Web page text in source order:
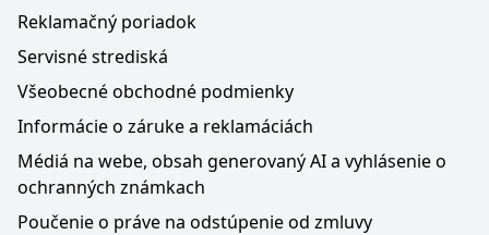
Reklamačný poriadok
Servisné strediská
Všeobecné obchodné podmienky
Informácie o záruke a reklamáciách
Médiá na webe, obsah generovaný AI a vyhlásenie o
ochranných známkach
Poučenie o práve na odstúpenie od zmluvy